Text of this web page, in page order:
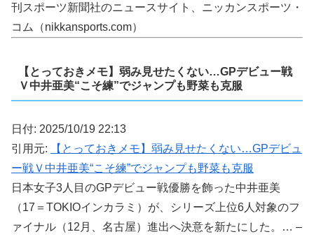
刊スポーツ新聞社のニュースサイト、ニッカンスポーツ・
コム（nikkansports.com）
【とっておきメモ】弱み見せたくない…GPデビュー戦
Ｖ中井亜美“こそ練”でジャンプも野菜も克服
日付: 2025/10/19 22:13
引用元:
【とっておきメモ】弱み見せたくない…GPデビュ
ー戦Ｖ中井亜美“こそ練”でジャンプも野菜も克服
日本女子3人目のGPデビュー戦優勝を飾った中井亜美
（17＝TOKIOインカラミ）が、シリーズ上位6人対象のフ
ァイナル（12月、名古屋）進出へ決意を新たにした。… –